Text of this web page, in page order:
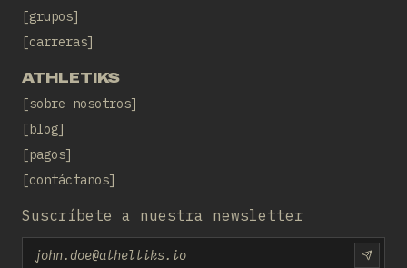
grupos
carreras
ATHLETIKS
sobre nosotros
blog
pagos
contáctanos
Suscríbete a nuestra newsletter
Email